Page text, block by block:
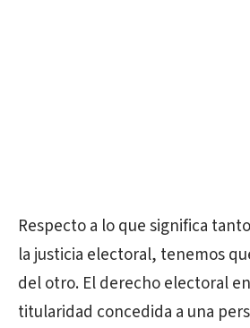
Respecto a lo que significa
la justicia electoral, tenemos
del otro. El derecho electoral
titularidad concedida a una